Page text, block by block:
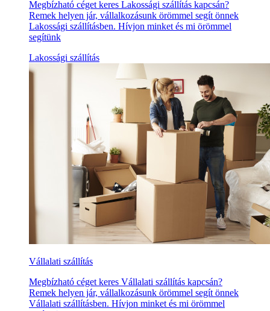
Megbízható céget keres Lakossági szállítás kapcsán?
Remek helyen jár, vállalkozásunk örömmel segít önnek
Lakossági szállításben. Hívjon minket és mi örömmel
segítünk
Lakossági szállítás
Vállalati szállítás
Megbízható céget keres Vállalati szállítás kapcsán?
Remek helyen jár, vállalkozásunk örömmel segít önnek
Vállalati szállításben. Hívjon minket és mi örömmel